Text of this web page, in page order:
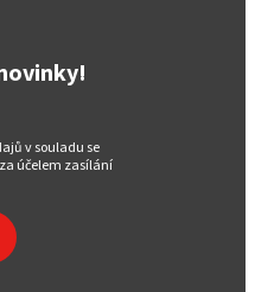
v souladu se
účelem zasílání